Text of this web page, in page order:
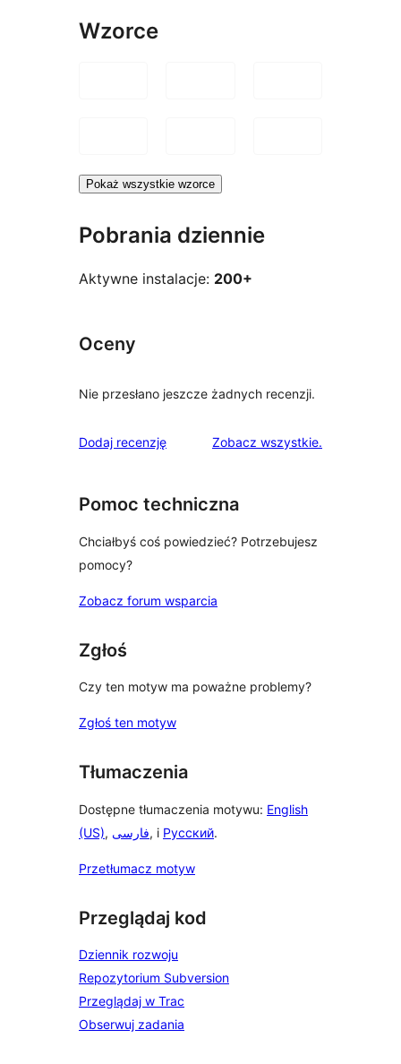
Wzorce
Pokaż wszystkie wzorce
Pobrania dziennie
Aktywne instalacje: 200+
Oceny
Nie przesłano jeszcze żadnych recenzji.
Dodaj recenzję Zobacz wszystkierecenzje
.
Pomoc techniczna
Chciałbyś coś powiedzieć? Potrzebujesz
pomocy?
Zobacz forum wsparcia
Zgłoś
Czy ten motyw ma poważne problemy?
Zgłoś ten motyw
Tłumaczenia
Dostępne tłumaczenia motywu: English
(US), فارسی, i Русский.
Przetłumacz motyw
Przeglądaj kod
Dziennik rozwoju
Repozytorium Subversion
Przeglądaj w Trac
Obserwuj zadania